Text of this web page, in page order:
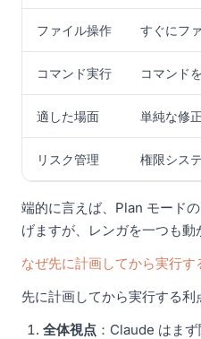
ファイル操作 すぐにフ
コマンド実行 コマンド
適した場面 単純な修
リスク管理 権限シス
端的に言えば、Plan モード
げますが、レンガを一つも動
なぜ先に計画してから実行す
先に計画してから実行する
全体視点 ：Claude はま